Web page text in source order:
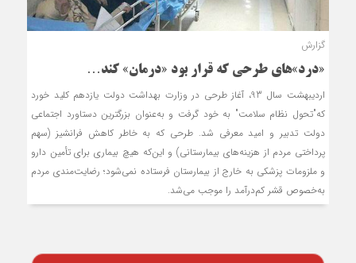
گزارش
«درد»های طرحی که قرار بود «درمان» کند…
اردیبهشت سال 93، آغاز طرحی در وزارت بهداشت دولت یازدهم کلید خورد
که"تحول نظام سلامت" به خود گرفت و به‌عنوان بزرگترین دستاورد اجتماعی
دولت تدبیر و امید معرفی شد. طرحی که به خاطر کاهش فرانشیز (سهم
پرداختی مردم از هزینه‌های بیمارستانی) و این‌که هیچ بیماری برای تأمین دارو
و ملزومات پزشکی به خارج از بیمارستان فرستاده نمی‌شود؛ رضایت‌مندی مردم
به‌خصوص قشر کم‌درآمد را موجب می‌شد.